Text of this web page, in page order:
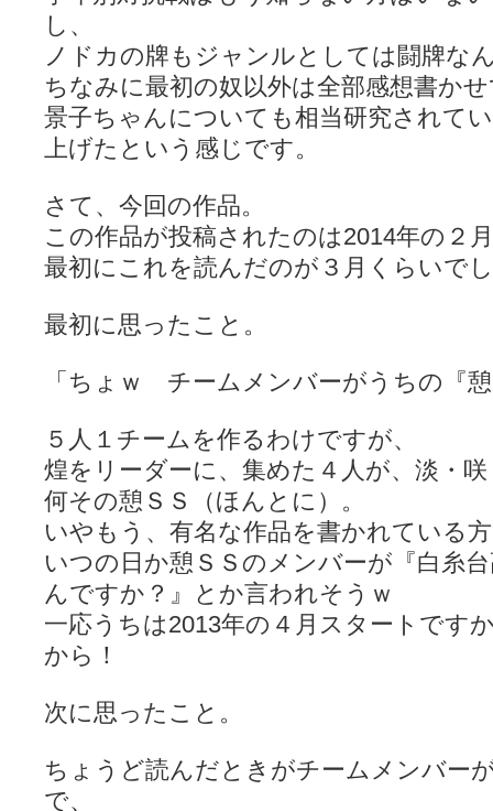
し、
ノドカの牌もジャンルとしては闘牌な
ちなみに最初の奴以外は全部感想書か
景子ちゃんについても相当研究されて
上げたという感じです。
さて、今回の作品。
この作品が投稿されたのは2014年の２
最初にこれを読んだのが３月くらいで
最初に思ったこと。
「ちょｗ チームメンバーがうちの『
５人１チームを作るわけですが、
煌をリーダーに、集めた４人が、淡・
何その憩ＳＳ（ほんとに）。
いやもう、有名な作品を書かれている
いつの日か憩ＳＳのメンバーが『白糸
んですか？』とか言われそうｗ
一応うちは2013年の４月スタートで
から！
次に思ったこと。
ちょうど読んだときがチームメンバー
で、